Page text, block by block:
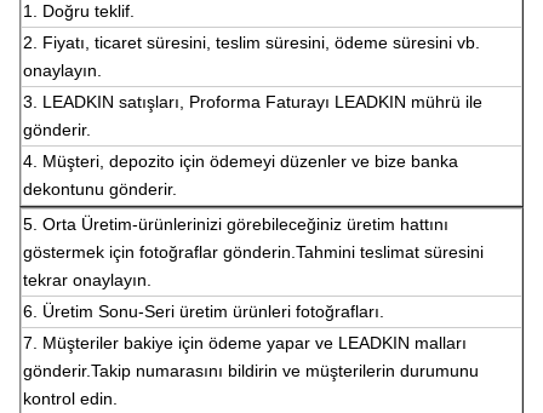
1. Doğru teklif.
2. Fiyatı, ticaret süresini, teslim süresini, ödeme süresini vb.
onaylayın.
3. LEADKIN satışları, Proforma Faturayı LEADKIN mührü ile
gönderir.
4. Müşteri, depozito için ödemeyi düzenler ve bize banka
dekontunu gönderir.
5. Orta Üretim-ürünlerinizi görebileceğiniz üretim hattını
göstermek için fotoğraflar gönderin.Tahmini teslimat süresini
tekrar onaylayın.
6. Üretim Sonu-Seri üretim ürünleri fotoğrafları.
7. Müşteriler bakiye için ödeme yapar ve LEADKIN malları
gönderir.Takip numarasını bildirin ve müşterilerin durumunu
kontrol edin.